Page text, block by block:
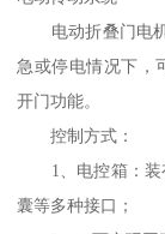
电动折叠门电机
急或停电情况下，
开门功能。
控制方式：
1、电控箱：装
囊等多种接口；